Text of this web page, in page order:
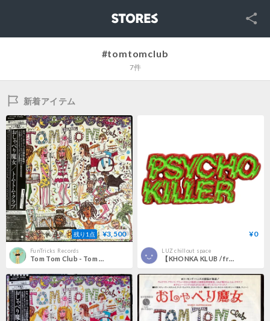
SNS
#tomtomclub
7件
新着アイテム
残り1点 ¥3,500
FunTricks Records
Tom Tom Club - Tom Tom Club [LP][Sire] (USED)
¥0
LUZ chillout space
【KHONKA KLUB / from CANADA】"Psycho Killer -TEXT-" pin badge (kk-b-74)